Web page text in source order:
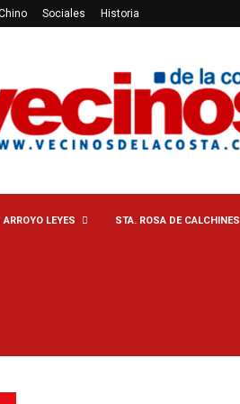
Sociales Historia
ARROYO LEYES STA. ROSA DE CALCHINES